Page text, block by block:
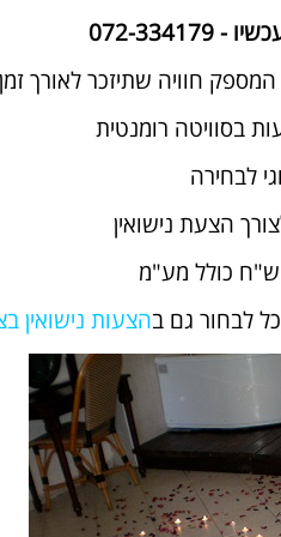
334179
חוויה שתיזכר לאורך
לבחירה
הצעת נישואין
לבחור גם בהצעות נישואין